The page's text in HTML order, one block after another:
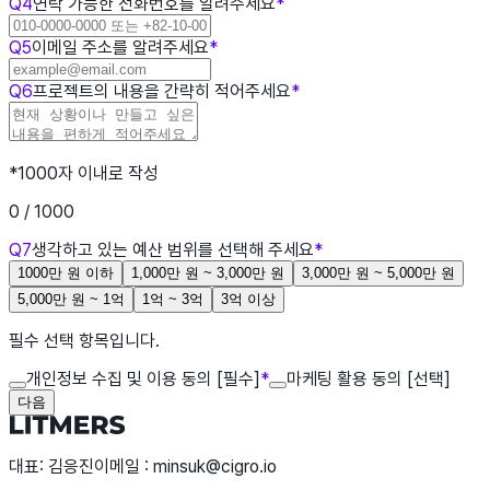
Q5이메일 주소를 알려주세요*
Q6프로젝트의 내용을 간략히 적어주세요*
*1000자 이내로 작성
0 / 1000
Q7생각하고 있는 예산 범위를 선택해 주세요*
1000만 원 이하 1,000만 원 ~ 3,000만 원
3,000만 원 ~ 5,000만 원
5,000만 원 ~ 1억
1억 ~ 3억 3억 이상
필수 선택 항목입니다.
개인정보 수집 및 이용 동의 [필수] * 마케팅 활용 동의 [선택]
다음
대표: 김응진이메일 : minsuk@cigro.io